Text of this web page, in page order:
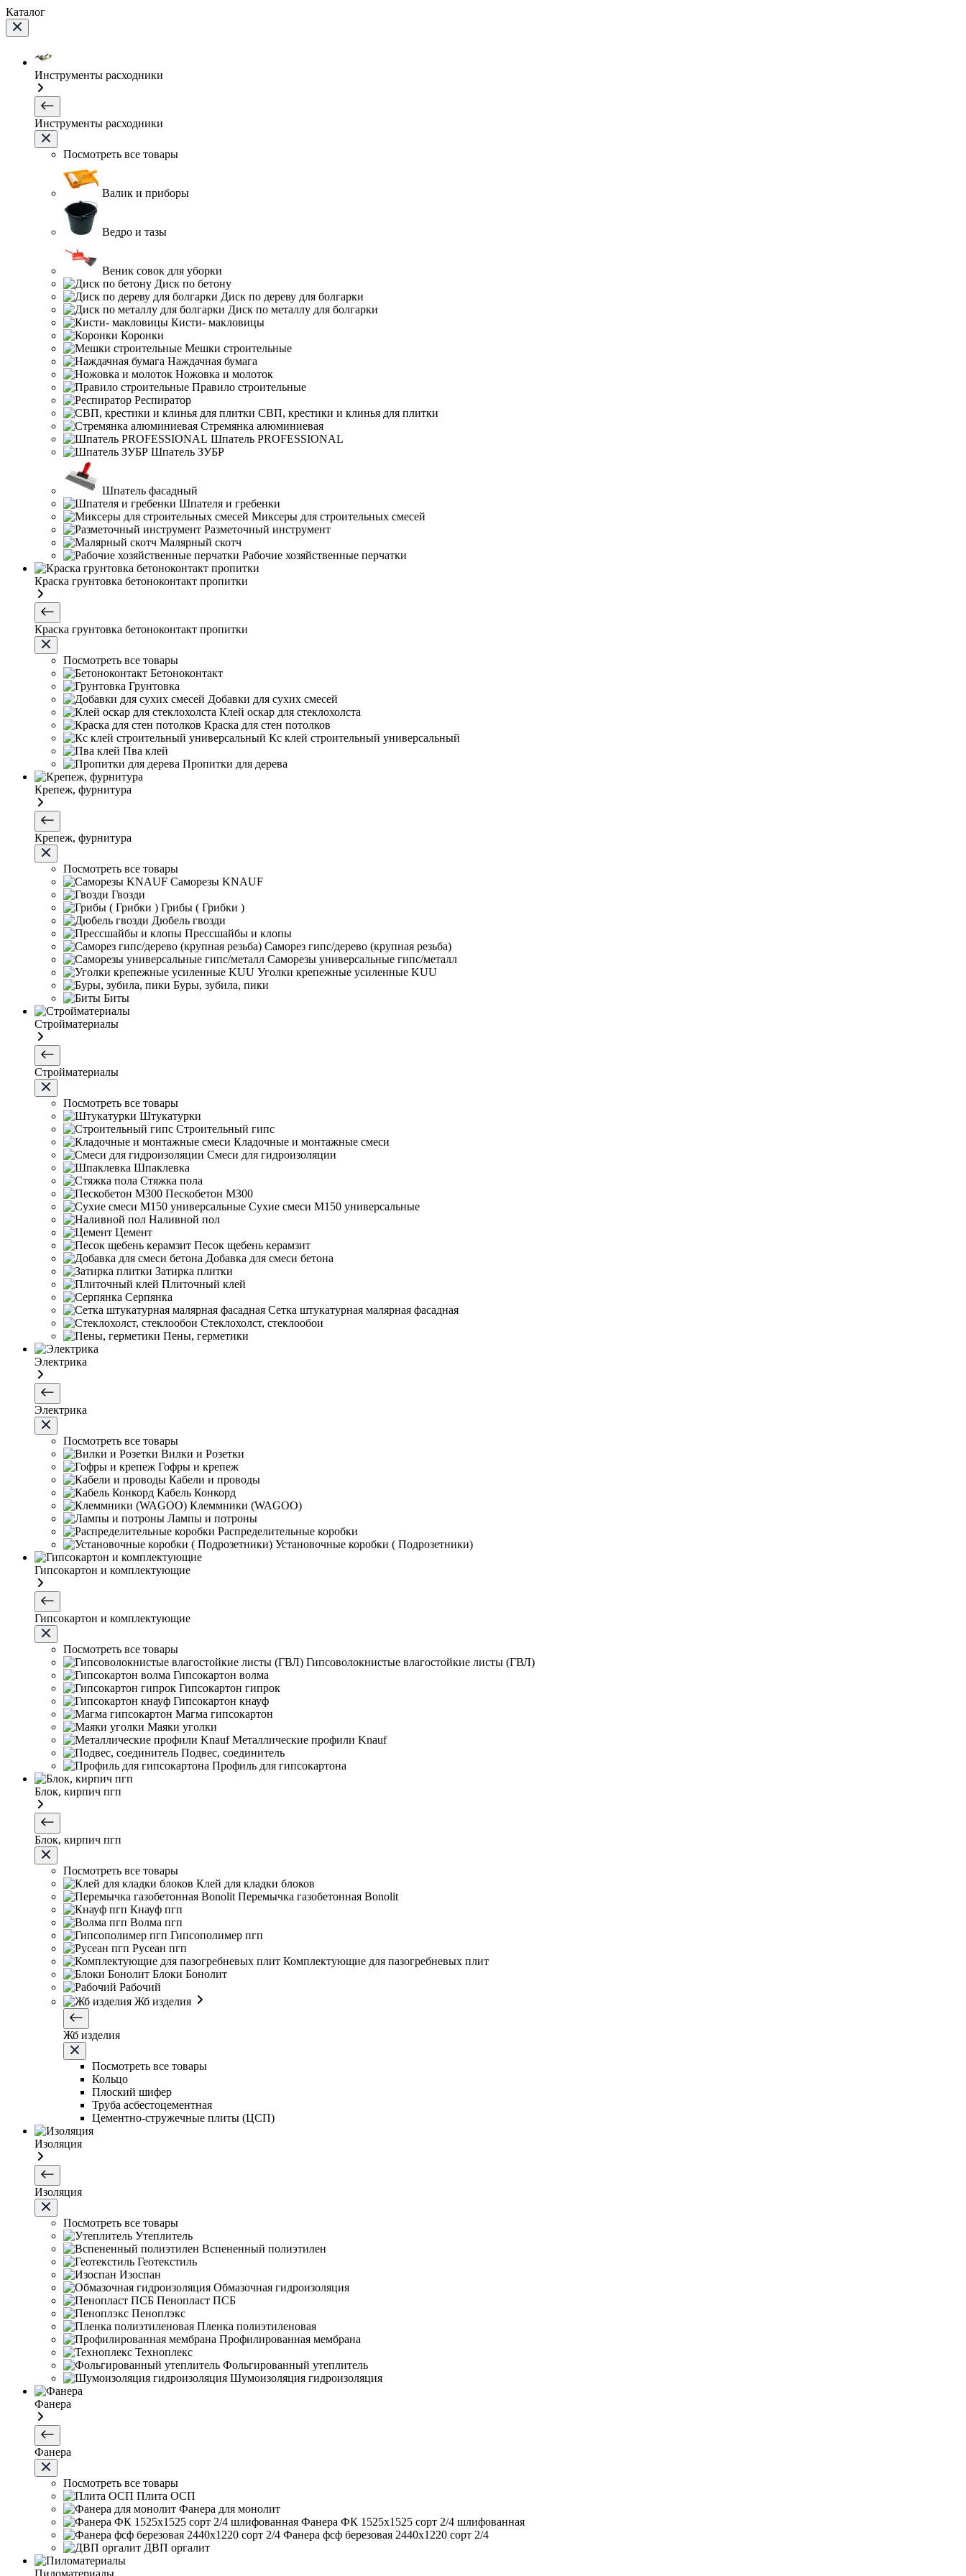
Каталог
Инструменты расходники
Инструменты расходники
Посмотреть все товары
Валик и приборы
Ведро и тазы
Веник совок для уборки
Диск по бетону
Диск по дереву для болгарки
Диск по металлу для болгарки
Кисти- макловицы
Коронки
Мешки строительные
Наждачная бумага
Ножовка и молоток
Правило строительные
Респиратор
СВП, крестики и клинья для плитки
Стремянка алюминиевая
Шпатель PROFESSIONAL
Шпатель ЗУБР
Шпатель фасадный
Шпателя и гребенки
Миксеры для строительных смесей
Разметочный инструмент
Малярный скотч
Рабочие хозяйственные перчатки
Краска грунтовка бетоноконтакт пропитки
Краска грунтовка бетоноконтакт пропитки
Посмотреть все товары
Бетоноконтакт
Грунтовка
Добавки для сухих смесей
Клей оскар для стеклохолста
Краска для стен потолков
Кс клей строительный универсальный
Пва клей
Пропитки для дерева
Крепеж, фурнитура
Крепеж, фурнитура
Посмотреть все товары
Саморезы KNAUF
Гвозди
Грибы ( Грибки )
Дюбель гвозди
Прессшайбы и клопы
Саморез гипс/дерево (крупная резьба)
Саморезы универсальные гипс/металл
Уголки крепежные усиленные KUU
Буры, зубила, пики
Биты
Стройматериалы
Стройматериалы
Посмотреть все товары
Штукатурки
Строительный гипс
Кладочные и монтажные смеси
Смеси для гидроизоляции
Шпаклевка
Стяжка пола
Пескобетон М300
Сухие смеси М150 универсальные
Наливной пол
Цемент
Песок щебень керамзит
Добавка для смеси бетона
Затирка плитки
Плиточный клей
Серпянка
Сетка штукатурная малярная фасадная
Стеклохолст, стеклообои
Пены, герметики
Электрика
Электрика
Посмотреть все товары
Вилки и Розетки
Гофры и крепеж
Кабели и проводы
Кабель Конкорд
Клеммники (WAGOО)
Лампы и потроны
Распределительные коробки
Установочные коробки ( Подрозетники)
Гипсокартон и комплектующие
Гипсокартон и комплектующие
Посмотреть все товары
Гипсоволокнистые влагостойкие листы (ГВЛ)
Гипсокартон волма
Гипсокартон гипрок
Гипсокартон кнауф
Магма гипсокартон
Маяки уголки
Металлические профили Knauf
Подвес, соединитель
Профиль для гипсокартона
Блок, кирпич пгп
Блок, кирпич пгп
Посмотреть все товары
Клей для кладки блоков
Перемычка газобетонная Bonolit
Кнауф пгп
Волма пгп
Гипсополимер пгп
Русеан пгп
Комплектующие для пазогребневых плит
Блоки Бонолит
Рабочий
Жб изделия
Жб изделия
Посмотреть все товары
Кольцо
Плоский шифер
Труба асбестоцементная
Цементно-стружечные плиты (ЦСП)
Изоляция
Изоляция
Посмотреть все товары
Утеплитель
Вспененный полиэтилен
Геотекстиль
Изоспан
Обмазочная гидроизоляция
Пенопласт ПСБ
Пеноплэкс
Пленка полиэтиленовая
Профилированная мембрана
Техноплекс
Фольгированный утеплитель
Шумоизоляция гидроизоляция
Фанера
Фанера
Посмотреть все товары
Плита ОСП
Фанера для монолит
Фанера ФК 1525х1525 сорт 2/4 шлифованная
Фанера фсф березовая 2440х1220 сорт 2/4
ДВП оргалит
Пиломатериалы